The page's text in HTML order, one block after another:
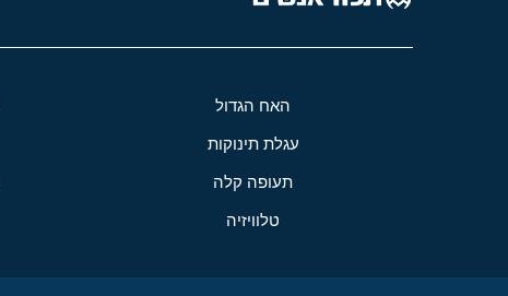
האח הגדול
עגלת תינוקות
תעופה קלה
טלוויזיה